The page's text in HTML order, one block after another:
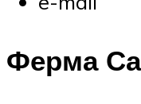
Ферма